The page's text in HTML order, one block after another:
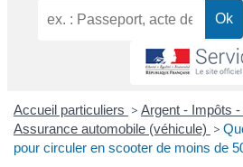
Accueil particuliers > Argent - Impôts
Assurance automobile (véhicule) >
pour circuler en scooter de moins de